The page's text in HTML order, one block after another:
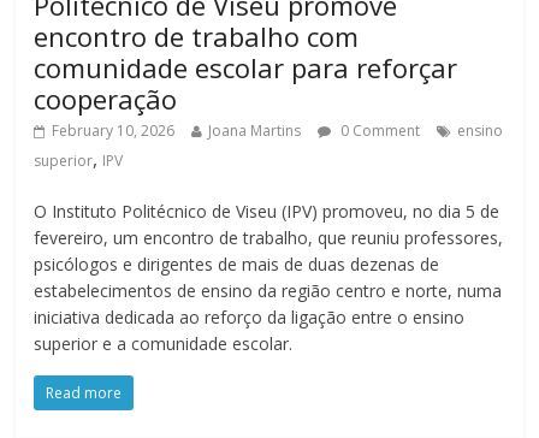
encontro de trabalho com
comunidade escolar para reforçar
cooperação
February 10, 2026 Joana Martins 0 Comment
ensino
superior, IPV
O Instituto Politécnico de Viseu (IPV) promoveu, no dia 5 de
fevereiro, um encontro de trabalho, que reuniu professores,
psicólogos e dirigentes de mais de duas dezenas de
estabelecimentos de ensino da região centro e norte, numa
iniciativa dedicada ao reforço da ligação entre o ensino
superior e a comunidade escolar.
Read more